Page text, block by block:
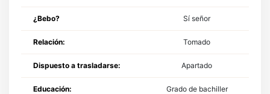
¿Bebo? Sí señor
Relación: Tomado
Dispuesto a trasladarse: Apartado
Educación: Grado de bachiller